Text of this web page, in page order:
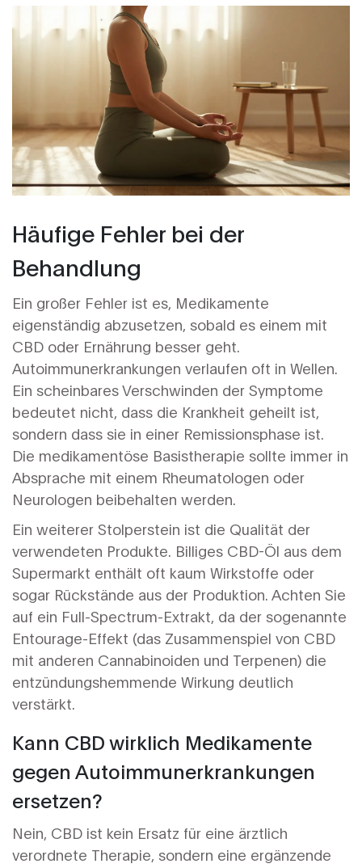
Häufige Fehler bei der
Behandlung
Ein großer Fehler ist es, Medikamente
eigenständig abzusetzen, sobald es einem mit
CBD oder Ernährung besser geht.
Autoimmunerkrankungen verlaufen oft in Wellen.
Ein scheinbares Verschwinden der Symptome
bedeutet nicht, dass die Krankheit geheilt ist,
sondern dass sie in einer Remissionsphase ist.
Die medikamentöse Basistherapie sollte immer in
Absprache mit einem Rheumatologen oder
Neurologen beibehalten werden.
Ein weiterer Stolperstein ist die Qualität der
verwendeten Produkte. Billiges CBD-Öl aus dem
Supermarkt enthält oft kaum Wirkstoffe oder
sogar Rückstände aus der Produktion. Achten Sie
auf ein Full-Spectrum-Extrakt, da der sogenannte
Entourage-Effekt (das Zusammenspiel von CBD
mit anderen Cannabinoiden und Terpenen) die
entzündungshemmende Wirkung deutlich
verstärkt.
Kann CBD wirklich Medikamente
gegen Autoimmunerkrankungen
ersetzen?
Nein, CBD ist kein Ersatz für eine ärztlich
verordnete Therapie, sondern eine ergänzende